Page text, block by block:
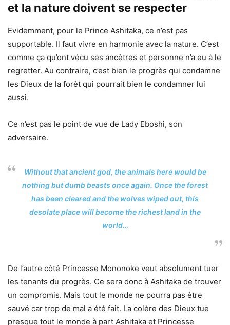
et la nature doivent se respecter
Evidemment, pour le Prince Ashitaka, ce n’est pas
supportable. Il faut vivre en harmonie avec la nature. C’est
comme ça qu’ont vécu ses ancêtres et personne n’a eu à le
regretter. Au contraire, c’est bien le progrès qui condamne
les Dieux de la forêt qui pourrait bien le condamner lui
aussi.
Ce n’est pas le point de vue de Lady Eboshi, son
adversaire.
Without that ancient god, the animals here would be
nothing but dumb beasts once again. Once the forest
has been cleared and the wolves wiped out, this
desolate place will become the richest land in the
world…
De l’autre côté Princesse Mononoke veut absolument tuer
les tenants du progrès. Ce sera donc à Ashitaka de trouver
un compromis. Mais tout le monde ne pourra pas être
sauvé car trop de mal a été fait. La colère des Dieux tue
presque tout le monde à part Ashitaka et Princesse